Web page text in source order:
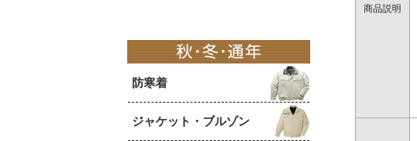
防寒着
ジャケット・ブルゾン
商品説明